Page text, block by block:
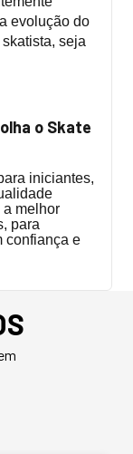
evolução do
seja
o Skate
iniciantes,
a melhor
para
confiança e